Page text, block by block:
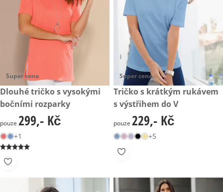
Super cena
299,- Kč
Dlouhé tričko s vysokými
bočními rozparky
299,- Kč
pouze 299,- Kč
+1
Super cena
229,- Kč
Tričko s krátkým rukávem
s výstřihem do V
229,- Kč
pouze 229,- Kč
+5